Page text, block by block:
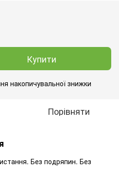
Купити
накопичувальної знижки
Порівняти
Без подряпин. Без